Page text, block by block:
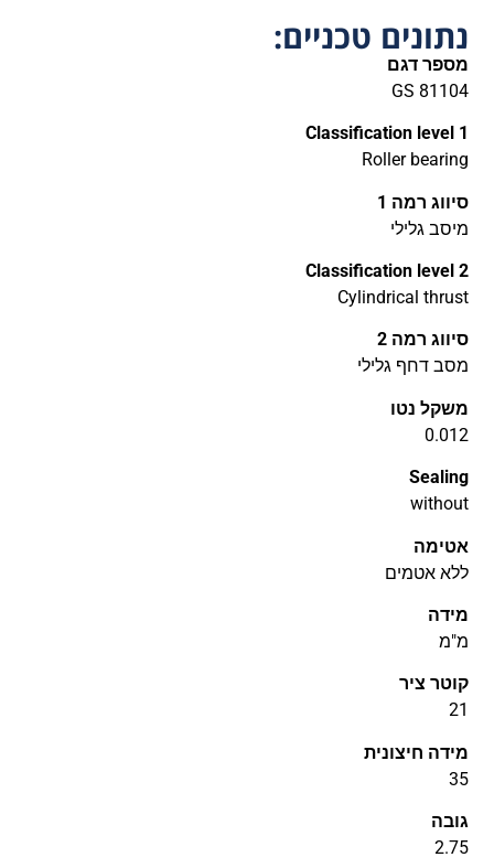
נתונים טכניים:
מספר דגם
GS 81104
Classification level 1
Roller bearing
סיווג רמה 1
מיסב גלילי
Classification level 2
Cylindrical thrust
סיווג רמה 2
מסב דחף גלילי
משקל נטו
0.012
Sealing
without
אטימה
ללא אטמים
מידה
מ"מ
קוטר ציר
21
מידה חיצונית
35
גובה
2.75